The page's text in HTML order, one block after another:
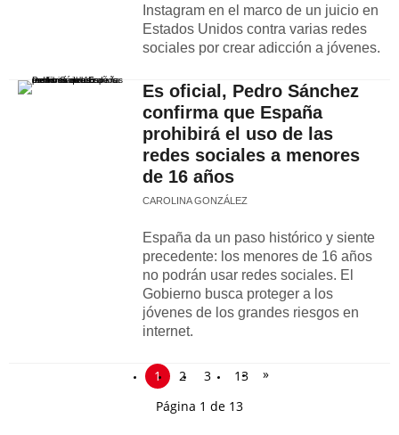
Instagram en el marco de un juicio en
Estados Unidos contra varias redes
sociales por crear adicción a jóvenes.
Es oficial, Pedro Sánchez
confirma que España
prohibirá el uso de las
redes sociales a menores
de 16 años
CAROLINA GONZÁLEZ
España da un paso histórico y siente
precedente: los menores de 16 años
no podrán usar redes sociales. El
Gobierno busca proteger a los
jóvenes de los grandes riesgos en
internet.
1 2 3 13
»
Página 1 de 13